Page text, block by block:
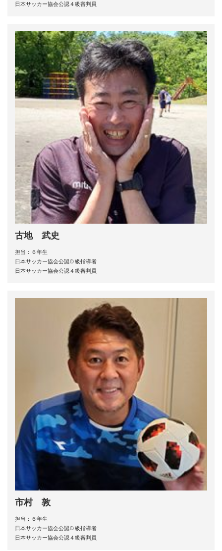
日本サッカー協会公認４級審判員
古地 武史
担当：６年生
日本サッカー協会公認Ｄ級指導者
日本サッカー協会公認４級審判員
市村 敦
担当：６年生
日本サッカー協会公認Ｄ級指導者
日本サッカー協会公認４級審判員